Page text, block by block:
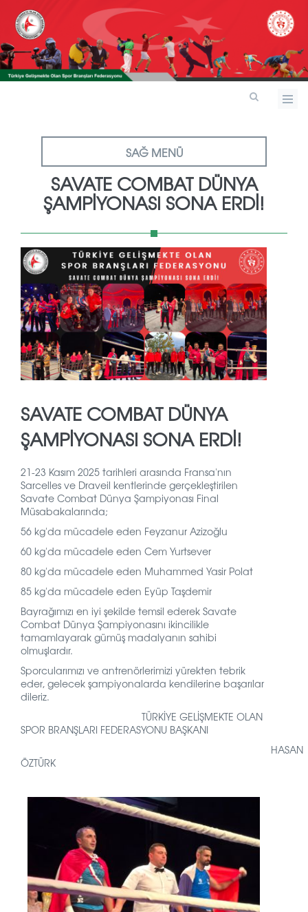
SAĞ MENÜ
SAVATE COMBAT DÜNYA
ŞAMPİYONASI SONA ERDİ!
SAVATE COMBAT DÜNYA
ŞAMPİYONASI SONA ERDİ!
21-23 Kasım 2025 tarihleri arasında Fransa'nın
Sarcelles ve Draveil kentlerinde gerçekleştirilen
Savate Combat Dünya Şampiyonası Final
Müsabakalarında;
56 kg'da mücadele eden Feyzanur Azizoğlu
60 kg'da mücadele eden Cem Yurtsever
80 kg'da mücadele eden Muhammed Yasir Polat
85 kg'da mücadele eden Eyüp Taşdemir
Bayrağımızı en iyi şekilde temsil ederek Savate
Combat Dünya Şampiyonasını ikincilikle
tamamlayarak gümüş madalyanın sahibi
olmuşlardır.
Sporcularımızı ve antrenörlerimizi yürekten tebrik
eder, gelecek şampiyonalarda kendilerine başarılar
dileriz.
TÜRKİYE GELİŞMEKTE OLAN
SPOR BRANŞLARI FEDERASYONU BAŞKANI
HASAN
ÖZTÜRK